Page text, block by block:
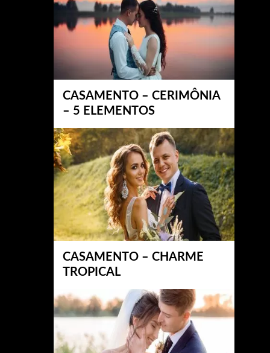
CASAMENTO – CERIMÔNIA
– 5 ELEMENTOS
CASAMENTO – CHARME
TROPICAL